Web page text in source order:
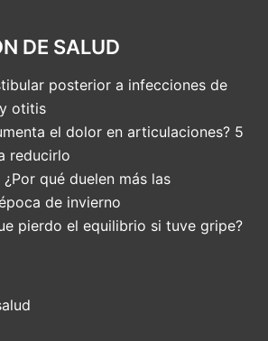
DE SALUD
posterior a infecciones de
otitis
el dolor en articulaciones? 5
reducirlo
qué duelen más las
de invierno
pierdo el equilibrio si tuve gripe?